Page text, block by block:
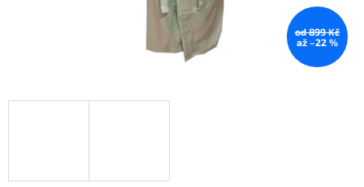
od 899 Kč
až –22 %